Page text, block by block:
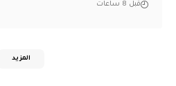
قبل 8 ساعات
المزيد